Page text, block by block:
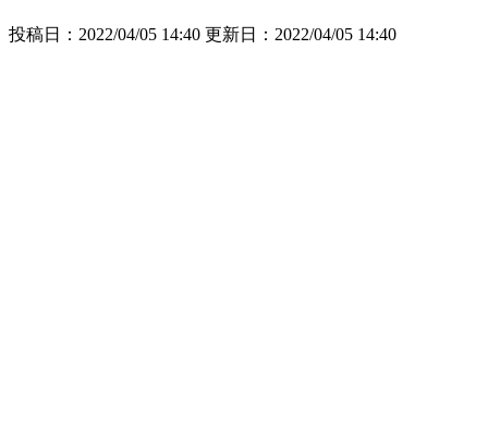
投稿日：2022/04/05 14:40 更新日： 2022/04/05 14:40